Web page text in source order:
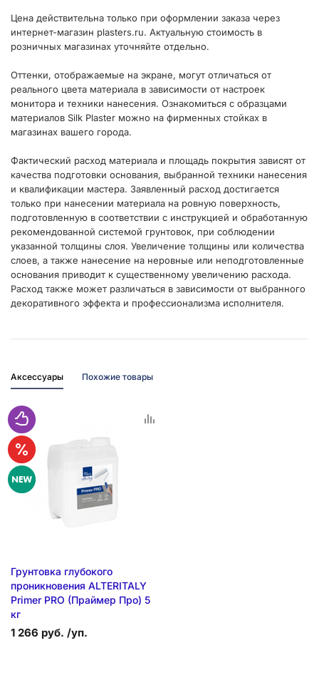
Цена действительна только при оформлении заказа через
интернет-магазин plasters.ru. Актуальную стоимость в
розничных магазинах уточняйте отдельно.
Оттенки, отображаемые на экране, могут отличаться от
реального цвета материала в зависимости от настроек
монитора и техники нанесения. Ознакомиться с образцами
материалов Silk Plaster можно на фирменных стойках в
магазинах вашего города.
Фактический расход материала и площадь покрытия зависят от
качества подготовки основания, выбранной техники нанесения
и квалификации мастера. Заявленный расход достигается
только при нанесении материала на ровную поверхность,
подготовленную в соответствии с инструкцией и обработанную
рекомендованной системой грунтовок, при соблюдении
указанной толщины слоя. Увеличение толщины или количества
слоев, а также нанесение на неровные или неподготовленные
основания приводит к существенному увеличению расхода.
Расход также может различаться в зависимости от выбранного
декоративного эффекта и профессионализма исполнителя.
Аксессуары Похожие товары
Грунтовка глубокого
проникновения ALTERITALY
Primer PRO (Праймер Про) 5
кг
1 266 руб. /уп.